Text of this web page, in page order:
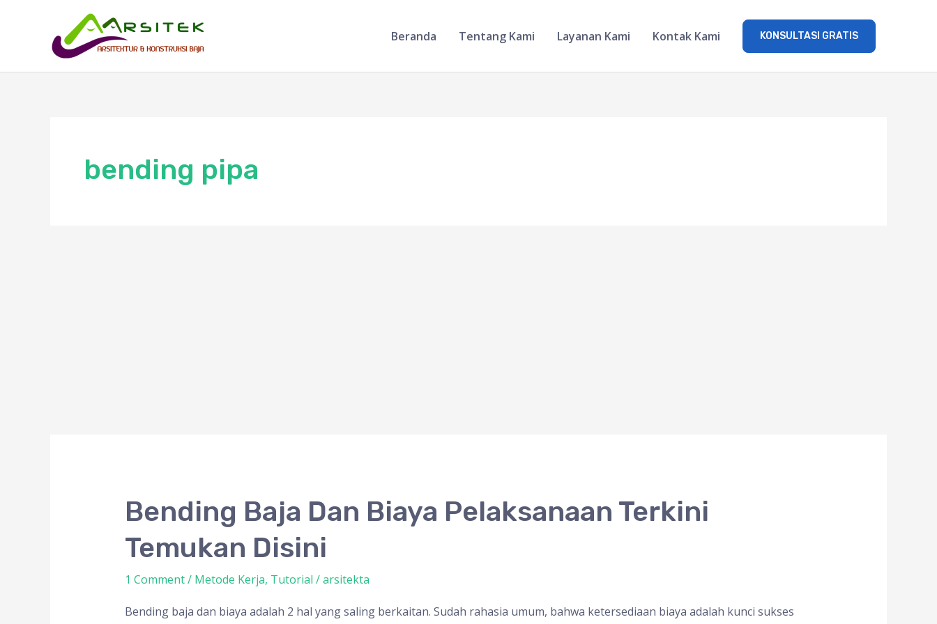
Beranda Tentang Kami Layanan Kami Kontak Kami KONSULTASI GRATIS
bending pipa
Bending Baja Dan Biaya Pelaksanaan Terkini
Temukan Disini
1 Comment/ Metode Kerja, Tutorial /arsitekta
Bending baja dan biaya adalah 2 hal yang saling berkaitan. Sudah rahasia umum, bahwa ketersediaan biaya adalah kunci sukses
Bending
Baja
Dan
Pelaksanaan
Terkini